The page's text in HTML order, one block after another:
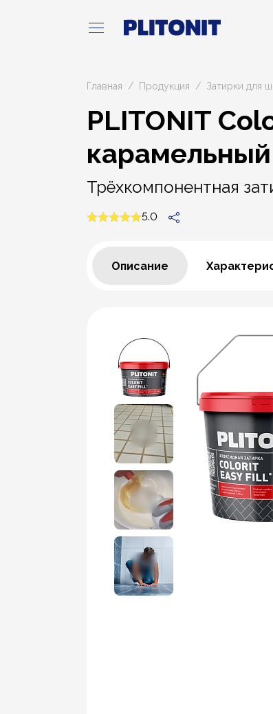
Главная Продукция Затирки для
PLITONIT
карамельный
Трёхкомпонентная
5.0
Описание